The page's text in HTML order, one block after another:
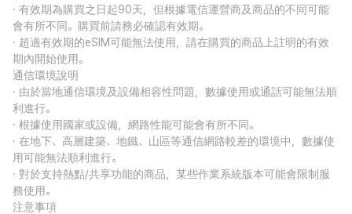
· 有效期為購買之日起90天，但根據電信運營商及商品的不同可能
會有所不同。購買前請務必確認有效期。
· 超過有效期的eSIM可能無法使用，請在購買的商品上註明的有效
期內開始使用。
通信環境說明
· 由於當地通信環境及設備相容性問題，數據使用或通話可能無法順
利進行。
· 根據使用國家或設備，網路性能可能會有所不同。
· 在地下、高層建築、地鐵、山區等通信網路較差的環境中，數據使
用可能無法順利進行。
· 對於支持熱點/共享功能的商品，某些作業系統版本可能會限制服
務使用。
注意事項